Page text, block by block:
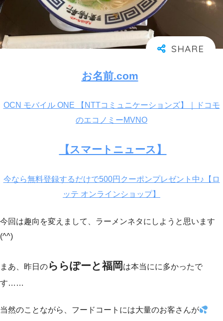
お名前.com
OCN モバイル ONE 【NTTコミュニケーションズ】｜ドコモ
のエコノミーMVNO
【スマートニュース】
今なら無料登録するだけで500円クーポンプレゼント中♪【ロ
ッテ オンラインショップ】
今回は趣向を変えまして、ラーメンネタにしようと思います
(^^)
まあ、昨日のららぽーと福岡 は本当にに多かったで
す……
当然のことながら、フードコートには大量のお客さんが